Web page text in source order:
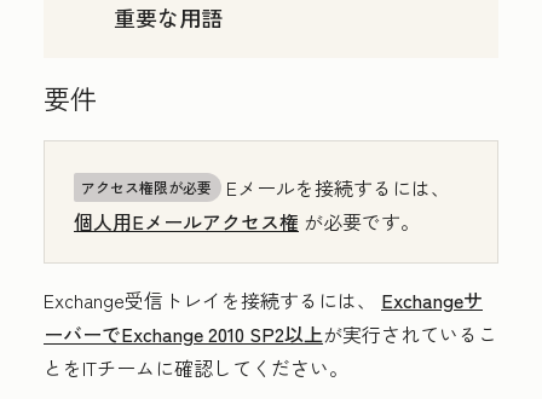
重要な用語
要件
アクセス権限が必要
Eメールを接続するには、
個人用Eメールアクセス権 が必要です。
Exchange受信トレイを接続するには、 Exchangeサ
ーバーでExchange 2010 SP2以上が実行されているこ
とをITチームに確認してください。